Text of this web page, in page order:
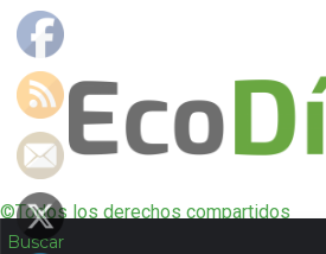
©Todos los derechos compartidos